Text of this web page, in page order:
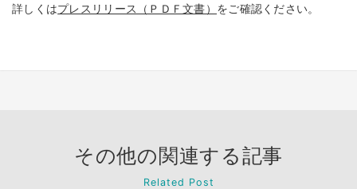
詳しくはプレスリリース（ＰＤＦ文書） をご確認ください。
その他の関連する記事
Related Post